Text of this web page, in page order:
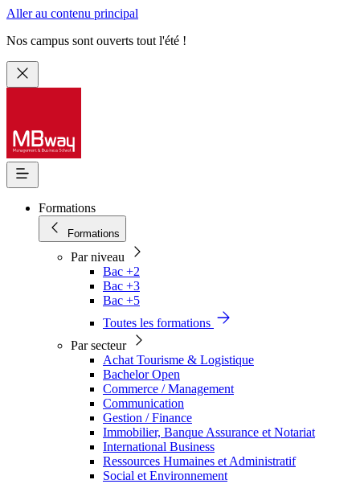
Aller au contenu principal
Nos campus sont ouverts tout l'été !
Formations
Formations
Par niveau
Bac +2
Bac +3
Bac +5
Toutes les formations
Par secteur
Achat Tourisme & Logistique
Bachelor Open
Commerce / Management
Communication
Gestion / Finance
Immobilier, Banque Assurance et Notariat
International Business
Ressources Humaines et Administratif
Social et Environnement